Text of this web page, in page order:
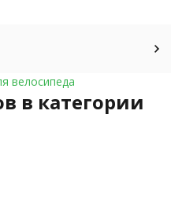
велосипеда
в категории